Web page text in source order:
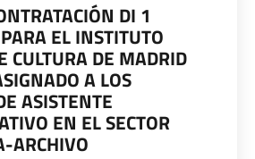
DI 1
EL INSTITUTO
CULTURA DE MADRID
A LOS
ASISTENTE
EN EL SECTOR
ARCHIVO